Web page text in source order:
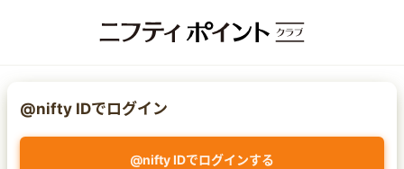
@nifty IDでログイン
@nifty IDでログインする